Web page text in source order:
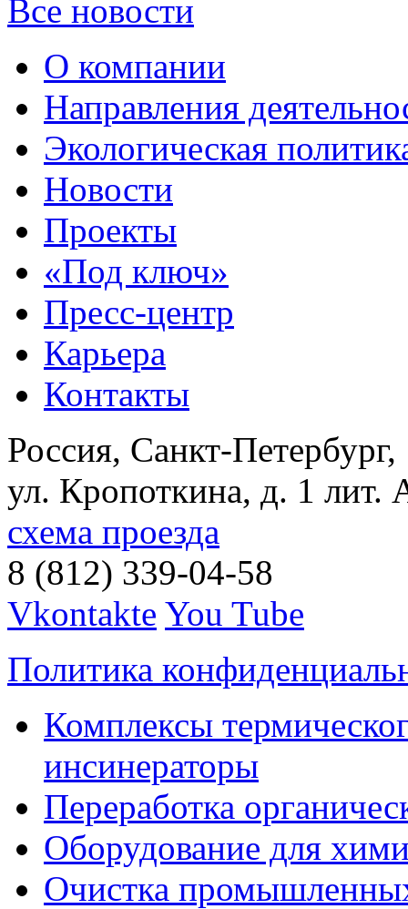
Все новости
О компании
Направления
Экологическая
Новости
Проекты
«Под ключ»
Пресс-центр
Карьера
Контакты
Россия, Санкт-Петербург,
ул. Кропоткина, д. 1 лит.
схема проезда
8 (812) 339-04-58
Vkontakte You Tube
Политика
Комплексы
инсинераторы
Переработка
Оборудование для
Очистка